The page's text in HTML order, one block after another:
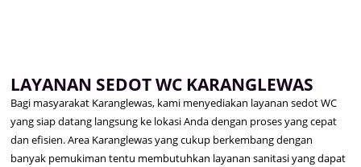
LAYANAN SEDOT WC KARANGLEWAS
Bagi masyarakat Karanglewas, kami menyediakan layanan sedot WC
yang siap datang langsung ke lokasi Anda dengan proses yang cepat
dan efisien. Area Karanglewas yang cukup berkembang dengan
banyak pemukiman tentu membutuhkan layanan sanitasi yang dapat